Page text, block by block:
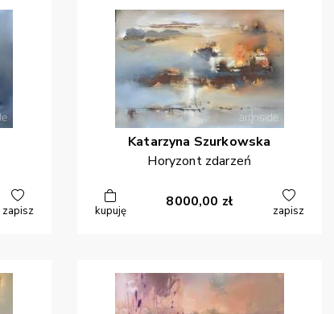
zapisz
Katarzyna Szurkowska
Horyzont zdarzeń
kupuję
8000,00 zł
zapisz